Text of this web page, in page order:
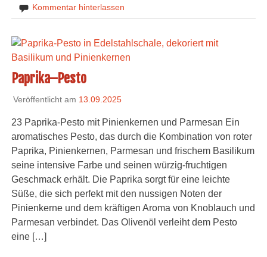
Kommentar hinterlassen
Paprika–Pesto
Veröffentlicht am 13.09.2025
23 Paprika-Pesto mit Pinienkernen und Parmesan Ein
aromatisches Pesto, das durch die Kombination von roter
Paprika, Pinienkernen, Parmesan und frischem Basilikum
seine intensive Farbe und seinen würzig-fruchtigen
Geschmack erhält. Die Paprika sorgt für eine leichte
Süße, die sich perfekt mit den nussigen Noten der
Pinienkerne und dem kräftigen Aroma von Knoblauch und
Parmesan verbindet. Das Olivenöl verleiht dem Pesto
eine […]